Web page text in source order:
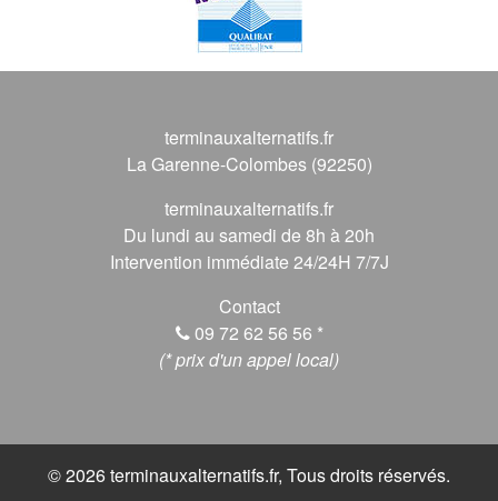
terminauxalternatifs.fr
La Garenne-Colombes (92250)
terminauxalternatifs.fr
Du lundi au samedi de 8h à 20h
Intervention immédiate 24/24H 7/7J
Contact
09 72 62 56 56 *
(* prix d'un appel local)
© 2026 terminauxalternatifs.fr, Tous droits réservés.